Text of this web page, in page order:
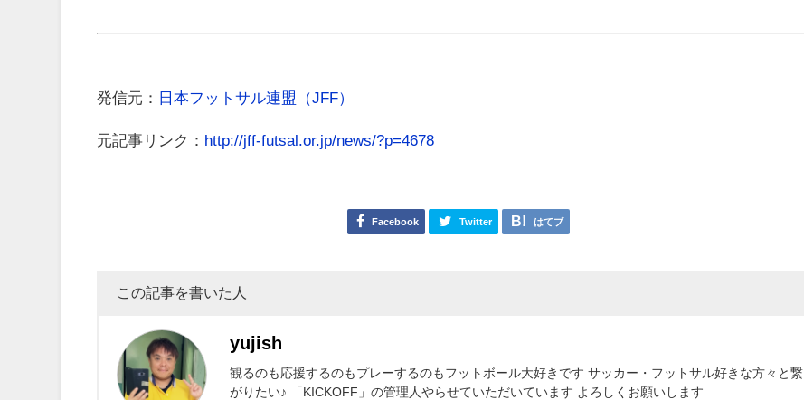
発信元： 日本フットサル連盟（JFF）
元記事リンク： http://jff-futsal.or.jp/news/?p=4678
Facebook Twitter はてブ
この記事を書いた人
yujish
観るのも応援するのもプレーするのもフットボール大好きです サッカー・フットサル好きな方々と繋
がりたい♪ 「KICKOFF」の管理人やらせていただいています よろしくお願いします